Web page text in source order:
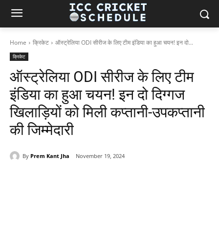
Home क्रिकेट ऑस्ट्रेलिया ODI सीरीज के लिए टीम इंडिया का हुआ चयन! इन दो...
क्रिकेट
ऑस्ट्रेलिया ODI सीरीज के लिए टीम
इंडिया का हुआ चयन! इन दो दिग्गज
खिलाड़ियों को मिली कप्तानी-उपकप्तानी
की जिम्मेदारी
By Prem Kant Jha November 19, 2024